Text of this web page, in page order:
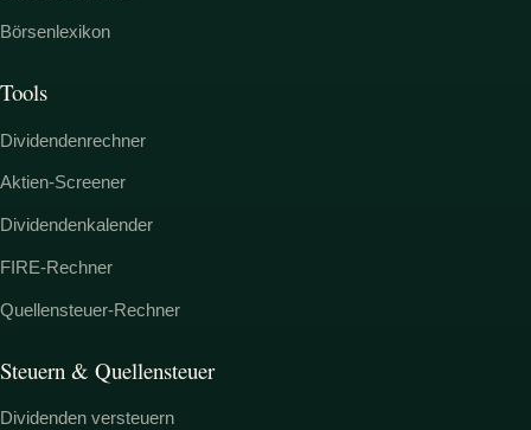
Börsenlexikon
Tools
Dividendenrechner
Aktien-Screener
Dividendenkalender
FIRE-Rechner
Quellensteuer-Rechner
Steuern & Quellensteuer
Dividenden versteuern